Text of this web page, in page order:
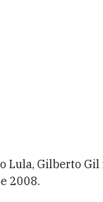
Lula, Gilberto
2008.